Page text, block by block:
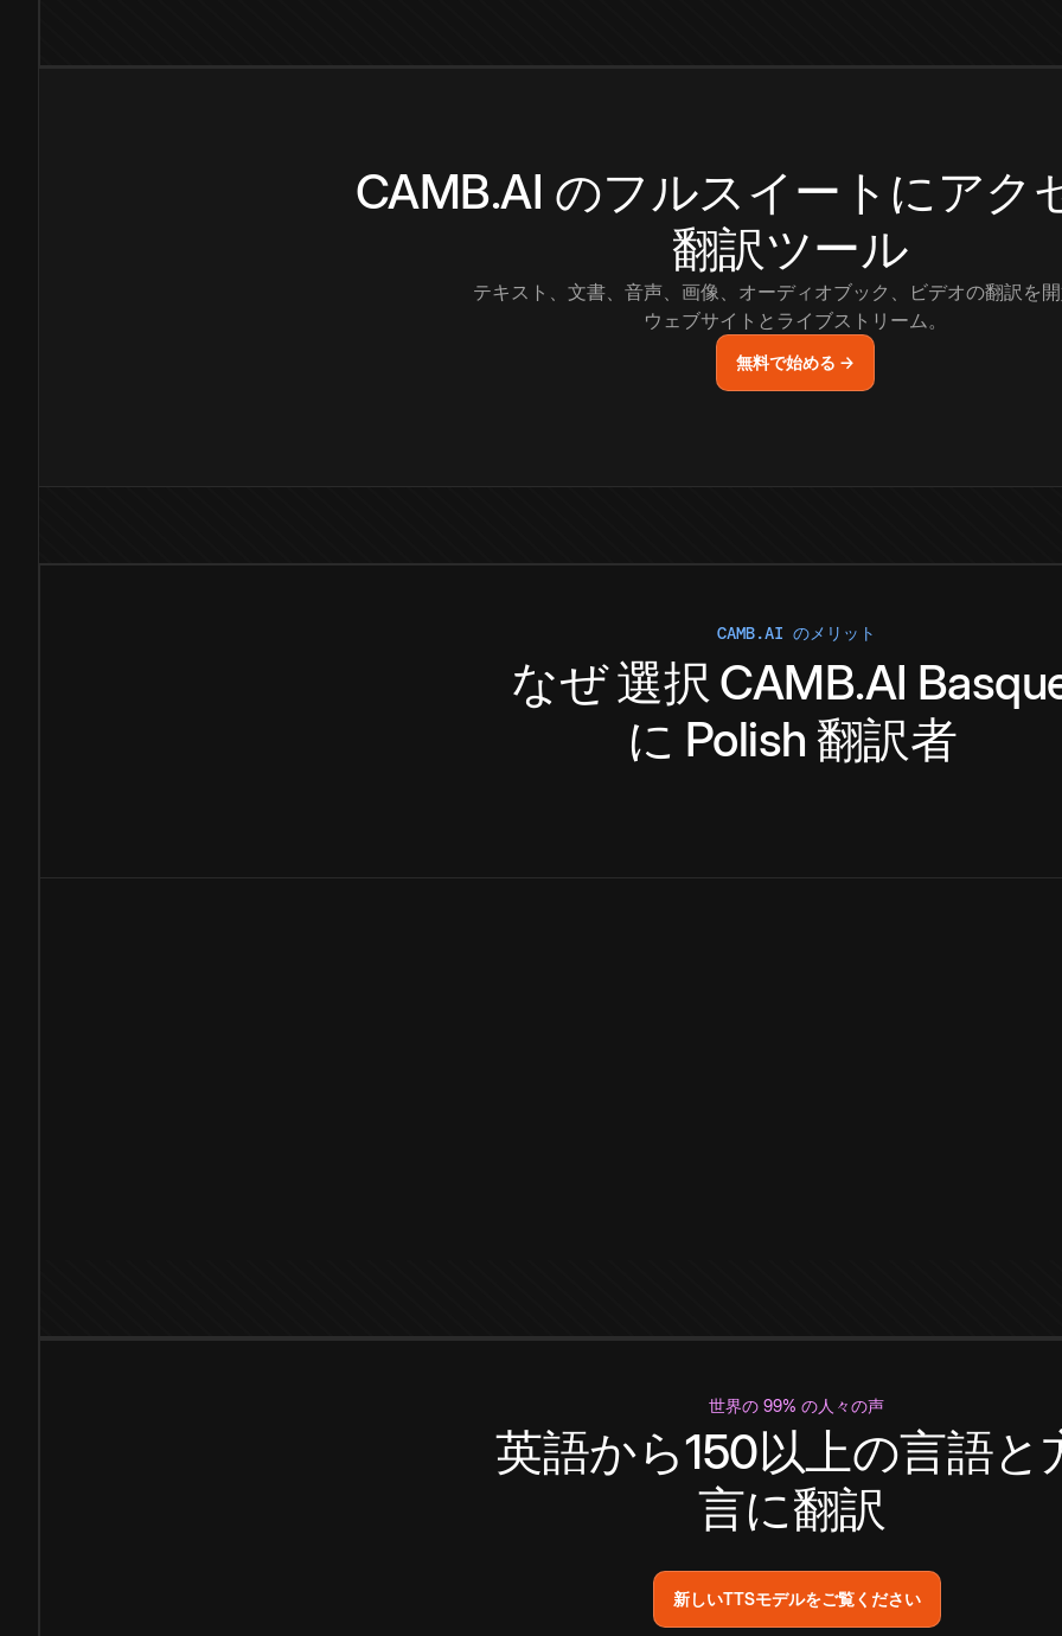
CAMB.AI のフルスイートにアク
翻訳ツール
テキスト、文書、音声、画像、オーディオブック、ビデオの翻訳を
ウェブサイトとライブストリーム。
無料で始める →
CAMB.AI のメリット
なぜ選択 CAMB.AI
に Polish 翻訳者
世界の 99% の人々の声
英語から150以上の言語と
言に翻訳
新しいTTSモデルをご覧ください